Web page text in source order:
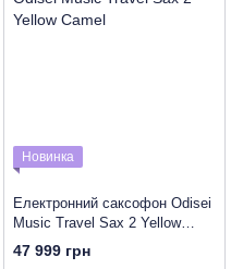
Новинка
Електронний саксофон Odisei
Music Travel Sax 2 Yellow
Camel
47 999 грн